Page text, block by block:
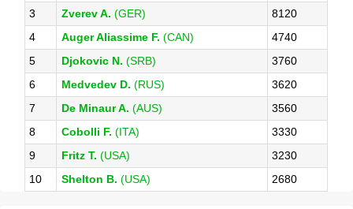
3
Zverev A. (GER)
8120
4
Auger Aliassime F. (CAN)
4740
5
Djokovic N. (SRB)
3760
6
Medvedev D. (RUS)
3620
7
De Minaur A. (AUS)
3560
8
Cobolli F. (ITA)
3330
9
Fritz T. (USA)
3230
10
Shelton B. (USA) 2680